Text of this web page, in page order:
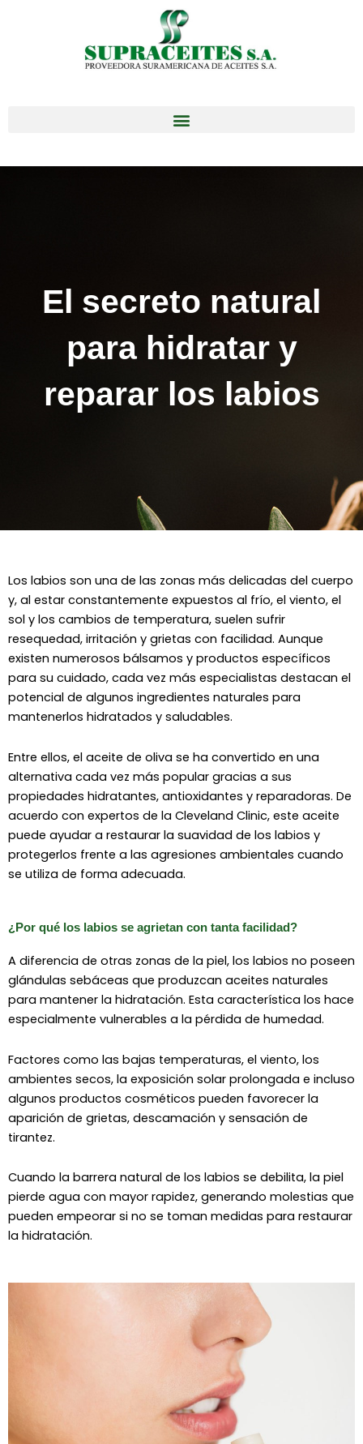
El secreto natural
para hidratar y
reparar los labios
Los labios son una de las zonas más delicadas del cuerpo
y, al estar constantemente expuestos al frío, el viento, el
sol y los cambios de temperatura, suelen sufrir
resequedad, irritación y grietas con facilidad. Aunque
existen numerosos bálsamos y productos específicos
para su cuidado, cada vez más especialistas destacan el
potencial de algunos ingredientes naturales para
mantenerlos hidratados y saludables.
Entre ellos, el aceite de oliva se ha convertido en una
alternativa cada vez más popular gracias a sus
propiedades hidratantes, antioxidantes y reparadoras. De
acuerdo con expertos de la Cleveland Clinic, este aceite
puede ayudar a restaurar la suavidad de los labios y
protegerlos frente a las agresiones ambientales cuando
se utiliza de forma adecuada.
¿Por qué los labios se agrietan con tanta facilidad?
A diferencia de otras zonas de la piel, los labios no poseen
glándulas sebáceas que produzcan aceites naturales
para mantener la hidratación. Esta característica los hace
especialmente vulnerables a la pérdida de humedad.
Factores como las bajas temperaturas, el viento, los
ambientes secos, la exposición solar prolongada e incluso
algunos productos cosméticos pueden favorecer la
aparición de grietas, descamación y sensación de
tirantez.
Cuando la barrera natural de los labios se debilita, la piel
pierde agua con mayor rapidez, generando molestias que
pueden empeorar si no se toman medidas para restaurar
la hidratación.